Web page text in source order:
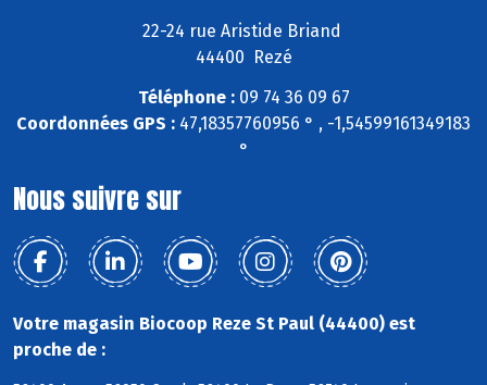
22-24 rue Aristide Briand
44400 Rezé
Téléphone :09 74 36 09 67
Coordonnées GPS : 47,18357760956 ° , -1,54599161349183
°
Nous suivre sur
Votre magasin Biocoop Reze St Paul (44400) est
proche de :